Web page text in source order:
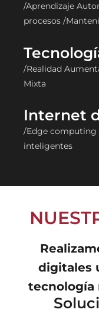
/Aprendizaje
procesos /
/Realidad
Mixta
Internet
/Edge computing
inteligentes
digitales
tecnología